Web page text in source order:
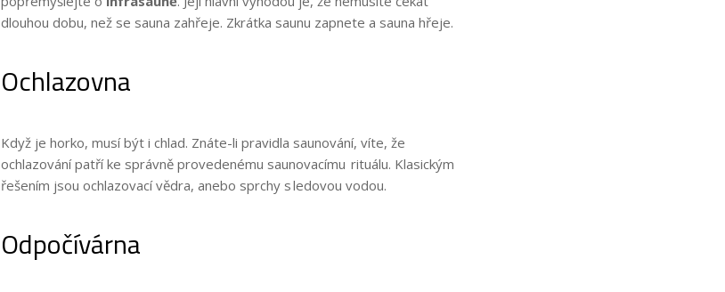
dlouhou dobu, než se sauna zahřeje. Zkrátka saunu zapnete a sauna hřeje.
Ochlazovna
Když je horko, musí být i chlad. Znáte-li pravidla saunování, víte, že
ochlazování patří ke správně provedenému saunovacímu rituálu. Klasickým
řešením jsou ochlazovací vědra, anebo sprchy s ledovou vodou.
Odpočívárna